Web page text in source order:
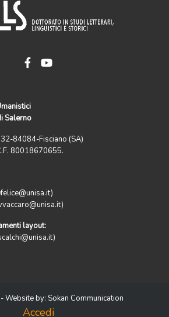
Salerno
84084-Fisciano (SA)
80018670655.
layout:
Website by: Sokan Communication
Accedi